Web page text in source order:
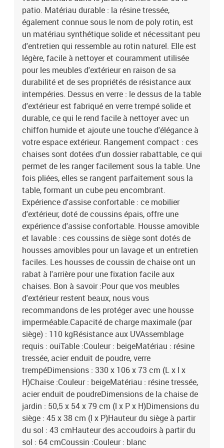
dossier avec housse amovible et lavable
patio. Matériau durable : la résine tressée,
également connue sous le nom de poly rotin, est
un matériau synthétique solide et nécessitant peu
d'entretien qui ressemble au rotin naturel. Elle est
légère, facile à nettoyer et couramment utilisée
pour les meubles d'extérieur en raison de sa
durabilité et de ses propriétés de résistance aux
intempéries. Dessus en verre : le dessus de la table
d'extérieur est fabriqué en verre trempé solide et
durable, ce qui le rend facile à nettoyer avec un
chiffon humide et ajoute une touche d'élégance à
votre espace extérieur. Rangement compact : ces
chaises sont dotées d'un dossier rabattable, ce qui
permet de les ranger facilement sous la table. Une
fois pliées, elles se rangent parfaitement sous la
table, formant un cube peu encombrant.
Expérience d'assise confortable : ce mobilier
d'extérieur, doté de coussins épais, offre une
expérience d'assise confortable. Housse amovible
et lavable : ces coussins de siège sont dotés de
housses amovibles pour un lavage et un entretien
faciles. Les housses de coussin de chaise ont un
rabat à l'arrière pour une fixation facile aux
chaises. Bon à savoir :Pour que vos meubles
d'extérieur restent beaux, nous vous
recommandons de les protéger avec une housse
imperméable.Capacité de charge maximale (par
siège) : 110 kgRésistance aux UVAssemblage
requis : ouiTable :Couleur : beigeMatériau : résine
tressée, acier enduit de poudre, verre
trempéDimensions : 330 x 106 x 73 cm (L x l x
H)Chaise :Couleur : beigeMatériau : résine tressée,
acier enduit de poudreDimensions de la chaise de
jardin : 50,5 x 54 x 79 cm (l x P x H)Dimensions du
siège : 45 x 38 cm (l x P)Hauteur du siège à partir
du sol : 43 cmHauteur des accoudoirs à partir du
sol : 64 cmCoussin :Couleur : blanc